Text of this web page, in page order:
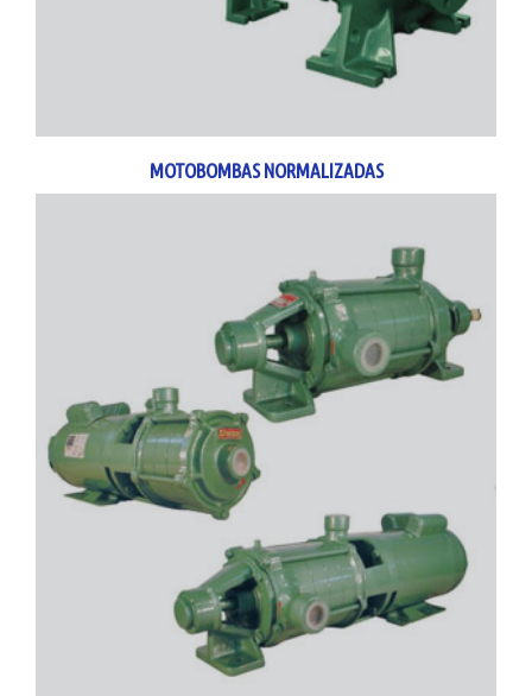
MOTOBOMBAS NORMALIZADAS